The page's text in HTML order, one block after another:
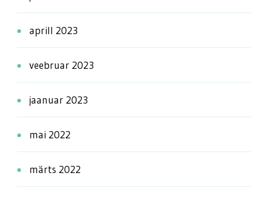
aprill 2023
veebruar 2023
jaanuar 2023
mai 2022
märts 2022